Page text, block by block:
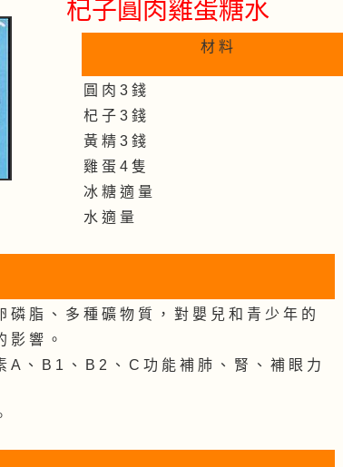
杞子圓肉雞蛋糖水
材 料
圓 肉 3 錢
杞 子 3 錢
黃 精 3 錢
雞 蛋 4 隻
冰 糖 適 量
水 適 量
磷 脂 、 多 種 礦 物 質 ， 對 嬰 兒 和 青 少 年 的
影 響 。
A 、 B 1 、 B 2 、 C 功 能 補 肺 、 腎 、 補 眼 力